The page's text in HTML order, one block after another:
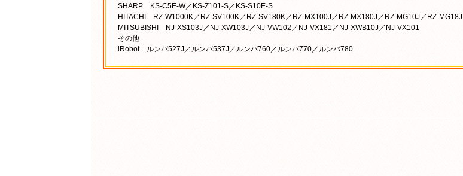
SHARP KS-C5E-W／KS-Z101-S／KS-S10E-S
HITACHI RZ-W1000K／RZ-SV100K／RZ-SV180K／RZ-MX100J／RZ-MX180J／RZ-MG10J／RZ-MG18J
MITSUBISHI NJ-XS103J／NJ-XW103J／NJ-VW102／NJ-VX181／NJ-XWB10J／NJ-VX101
その他
iRobot ルンバ527J／ルンバ537J／ルンバ760／ルンバ770／ルンバ780